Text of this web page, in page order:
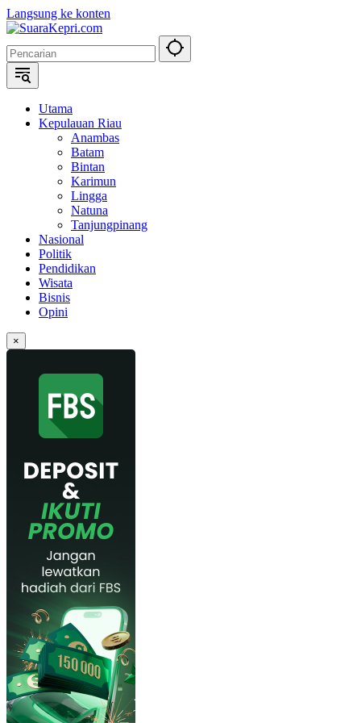
Langsung ke konten
Utama
Kepulauan Riau
Anambas
Batam
Bintan
Karimun
Lingga
Natuna
Tanjungpinang
Nasional
Politik
Pendidikan
Wisata
Bisnis
Opini
×